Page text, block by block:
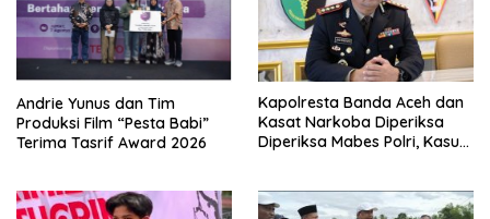
Andrie Yunus dan Tim
Produksi Film “Pesta Babi”
Terima Tasrif Award 2026
Kapolresta Banda Aceh dan
Kasat Narkoba Diperiksa
Diperiksa Mabes Polri, Kasus